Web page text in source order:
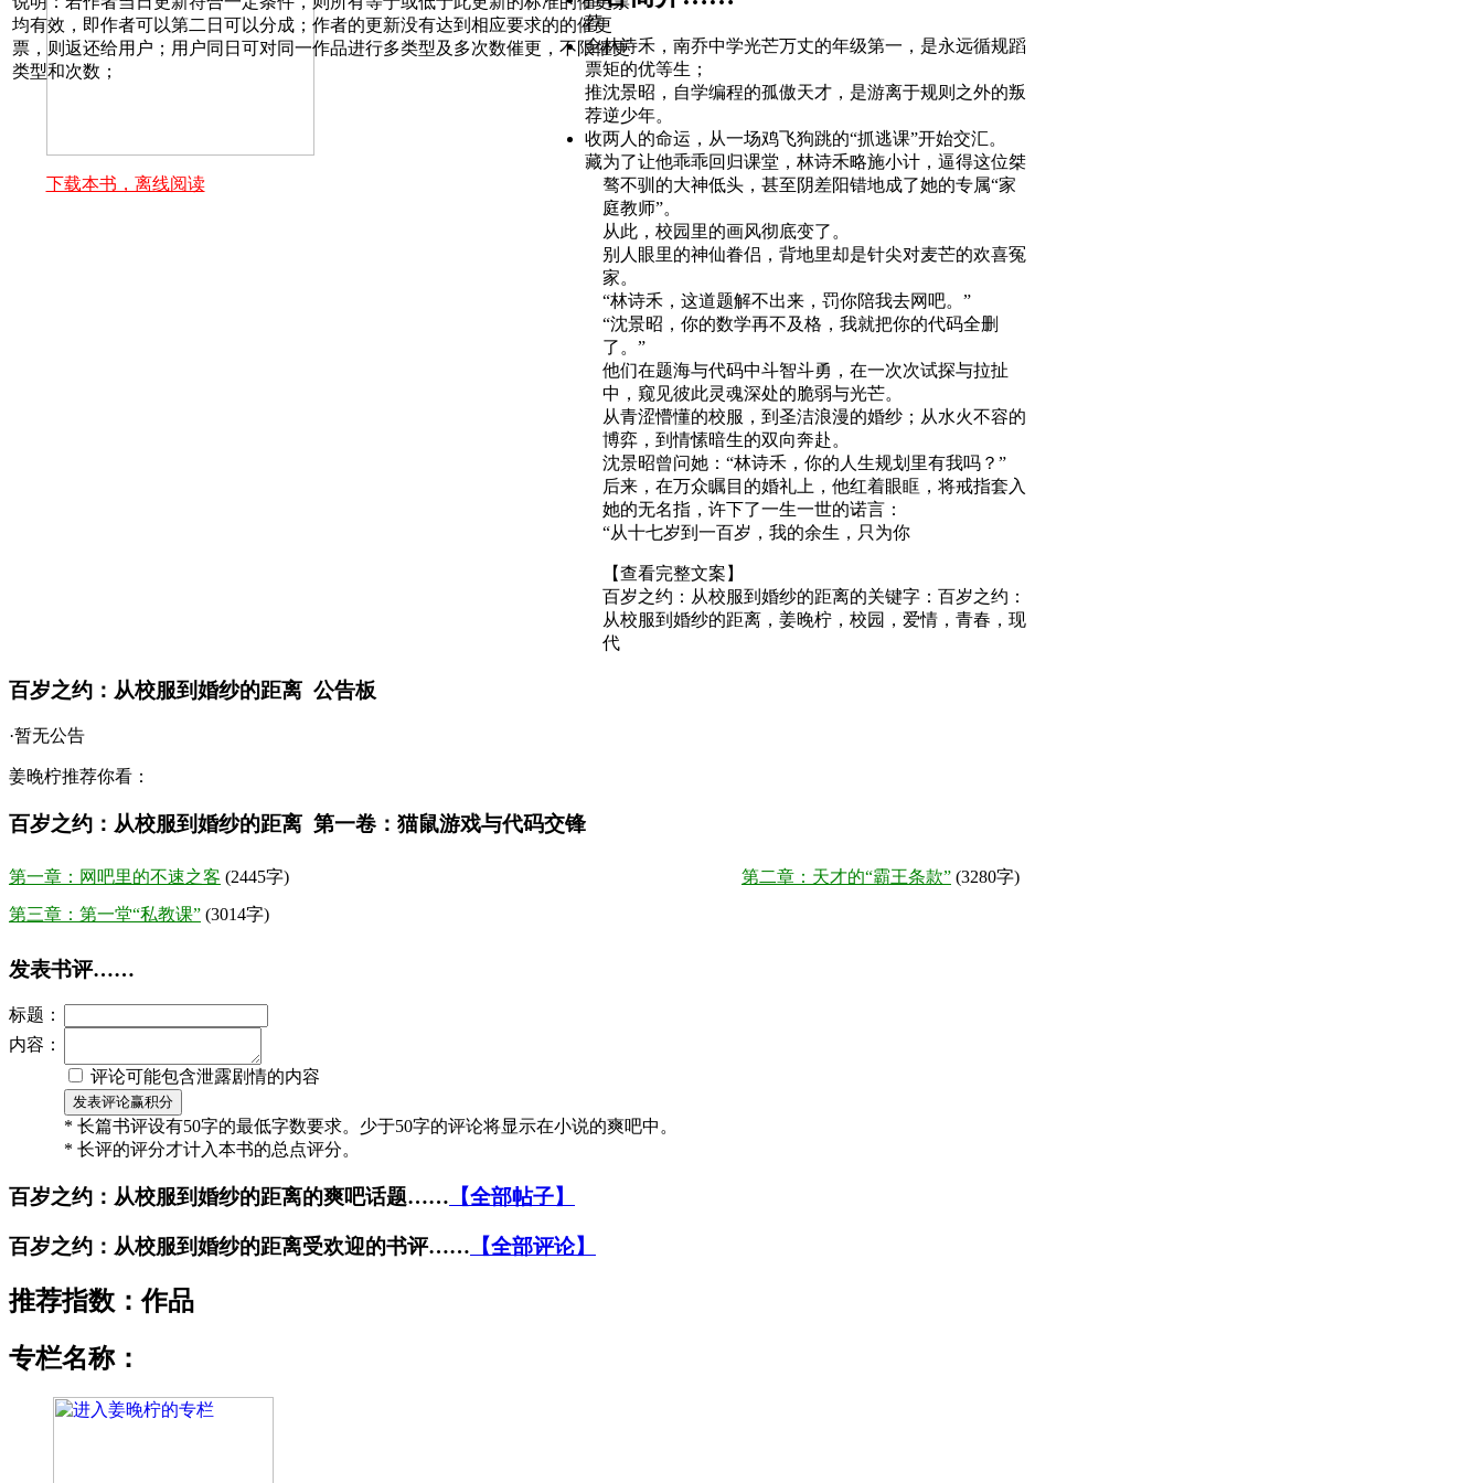
均有效，即作者可以第二日可以分成；作者的更新没有达到相应要求的的催更
票，则返还给用户；用户同日可对同一作品进行多类型及多次数催更，不限催更
类型和次数；
下载本书，离线阅读
荐
全
票
推
荐
收
藏
林诗禾，南乔中学光芒万丈的年级第一，是永远循规蹈
矩的优等生；
沈景昭，自学编程的孤傲天才，是游离于规则之外的叛
逆少年。
两人的命运，从一场鸡飞狗跳的“抓逃课”开始交汇。
为了让他乖乖回归课堂，林诗禾略施小计，逼得这位桀
骜不驯的大神低头，甚至阴差阳错地成了她的专属“家
庭教师”。
从此，校园里的画风彻底变了。
别人眼里的神仙眷侣，背地里却是针尖对麦芒的欢喜冤
家。
“林诗禾，这道题解不出来，罚你陪我去网吧。”
“沈景昭，你的数学再不及格，我就把你的代码全删
了。”
他们在题海与代码中斗智斗勇，在一次次试探与拉扯
中，窥见彼此灵魂深处的脆弱与光芒。
从青涩懵懂的校服，到圣洁浪漫的婚纱；从水火不容的
博弈，到情愫暗生的双向奔赴。
沈景昭曾问她：“林诗禾，你的人生规划里有我吗？”
后来，在万众瞩目的婚礼上，他红着眼眶，将戒指套入
她的无名指，许下了一生一世的诺言：
“从十七岁到一百岁，我的余生，只为你
【查看完整文案】
百岁之约：从校服到婚纱的距离的关键字： 百岁之约：
从校服到婚纱的距离，姜晚柠，校园，爱情，青春，现
代
百岁之约：从校服到婚纱的距离 公告板
·暂无公告
姜晚柠推荐你看：
百岁之约：从校服到婚纱的距离 第一卷：猫鼠游戏与代码交锋
第一章：网吧里的不速之客 (2445字) 第二章：天才的“霸王条款” (3280字)
第三章：第一堂“私教课” (3014字)
发表书评……
标题：
内容：
评论可能包含泄露剧情的内容
* 长篇书评设有50字的最低字数要求。少于50字的评论将显示在小说的爽吧中。
* 长评的评分才计入本书的总点评分。
百岁之约：从校服到婚纱的距离的爽吧话题…… 【全部帖子】
百岁之约：从校服到婚纱的距离受欢迎的书评…… 【全部评论】
推荐指数：作品
专栏名称：